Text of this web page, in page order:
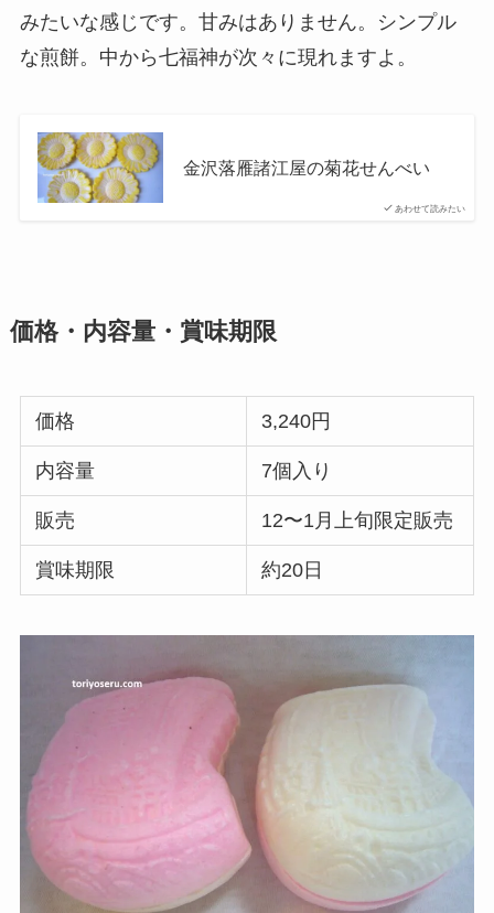
みたいな感じです。甘みはありません。シンプル
な煎餅。中から七福神が次々に現れますよ。
あわせて読みたい
金沢落雁諸江屋の菊花せんべい
価格・内容量・賞味期限
価格 3,240円
内容量 7個入り
販売 12〜1月上旬限定販売
賞味期限 約20日